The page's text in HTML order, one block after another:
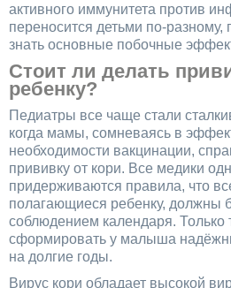
активного иммунитета против
переносится детьми по-
знать основные побочные
Стоит ли делать
ребенку?
Педиатры все чаще стали
когда мамы, сомневаясь в
необходимости вакцинации,
прививку от кори. Все медики
придерживаются правила, что
полагающиеся ребенку, должны
соблюдением календаря. Только
сформировать у малыша
на долгие годы.
Вирус кори обладает высокой